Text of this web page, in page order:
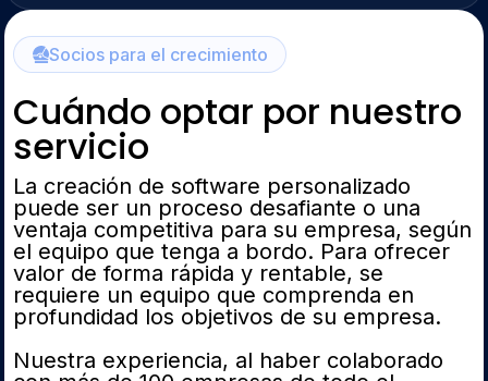
Socios para el crecimiento
Cuándo optar por nuestro
servicio
La creación de software personalizado
puede ser un proceso desafiante o una
ventaja competitiva para su empresa, según
el equipo que tenga a bordo. Para ofrecer
valor de forma rápida y rentable, se
requiere un equipo que comprenda en
profundidad los objetivos de su empresa.
Nuestra experiencia, al haber colaborado